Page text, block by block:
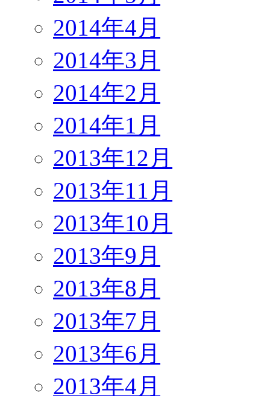
2014年4月
2014年3月
2014年2月
2014年1月
2013年12月
2013年11月
2013年10月
2013年9月
2013年8月
2013年7月
2013年6月
2013年4月